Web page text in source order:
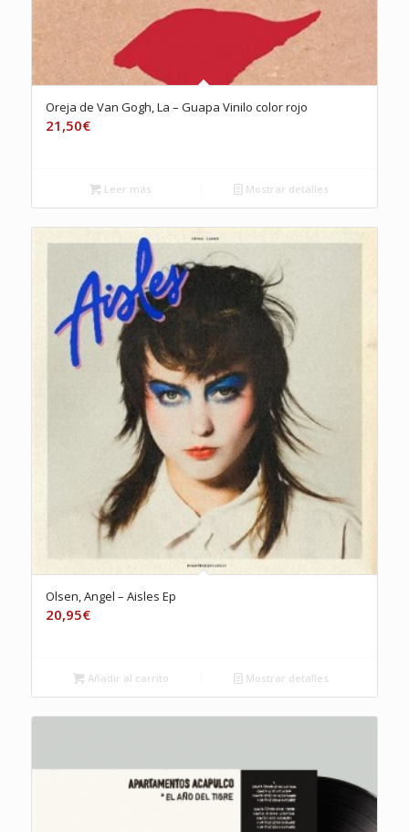
Oreja de Van Gogh, La – Guapa Vinilo color rojo
21,50€
Leer más Mostrar detalles
Olsen, Angel – Aisles Ep
20,95€
Añadir al carrito Mostrar detalles